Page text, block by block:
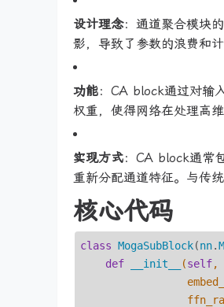
设计理念：通道聚合模块
影，导致了参数的浪费和
功能：CA block通过对输
权重，使得网络在处理高
实现方式：CA block通常
重新分配通道特征。与传
核心代码
class MogaSubBlock(nn.
def
__init__ (self,